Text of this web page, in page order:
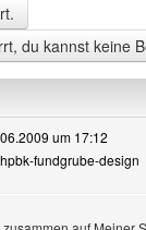
du kannst keine
um 17:12
fundgrube-design